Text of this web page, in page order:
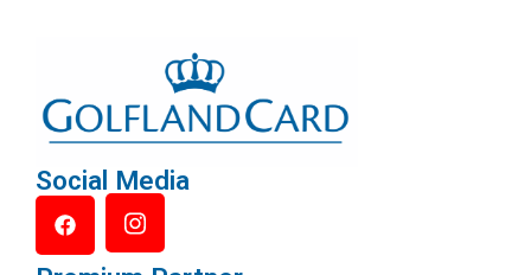
Social Media